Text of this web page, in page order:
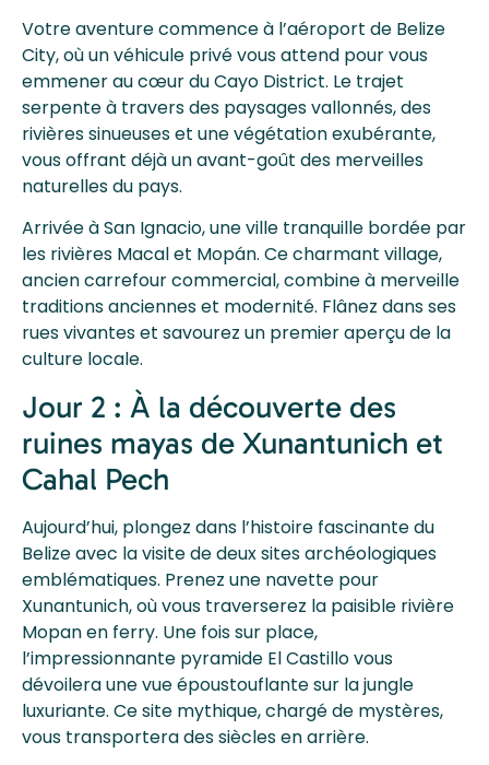
Votre aventure commence à l’aéroport de Belize
City, où un véhicule privé vous attend pour vous
emmener au cœur du Cayo District. Le trajet
serpente à travers des paysages vallonnés, des
rivières sinueuses et une végétation exubérante,
vous offrant déjà un avant-goût des merveilles
naturelles du pays.
Arrivée à San Ignacio, une ville tranquille bordée par
les rivières Macal et Mopán. Ce charmant village,
ancien carrefour commercial, combine à merveille
traditions anciennes et modernité. Flânez dans ses
rues vivantes et savourez un premier aperçu de la
culture locale.
Jour 2 : À la découverte des
ruines mayas de Xunantunich et
Cahal Pech
Aujourd’hui, plongez dans l’histoire fascinante du
Belize avec la visite de deux sites archéologiques
emblématiques. Prenez une navette pour
Xunantunich, où vous traverserez la paisible rivière
Mopan en ferry. Une fois sur place,
l’impressionnante pyramide El Castillo vous
dévoilera une vue époustouflante sur la jungle
luxuriante. Ce site mythique, chargé de mystères,
vous transportera des siècles en arrière.